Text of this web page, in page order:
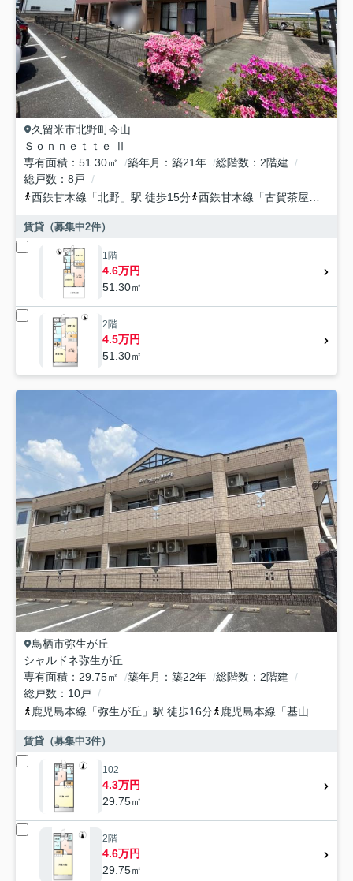
久留米市北野町今山
Ｓｏｎｎｅｔｔｅ Ⅱ
専有面積
51.30㎡ 築年月 築21年 総階数
2階建
総戸数
8戸
西鉄甘木線 「北野 」駅 徒歩15分 西鉄甘木線 「古賀茶屋
賃貸（募集中2件）
1階
4.6万円
51.30㎡
2階
4.5万円
51.30㎡
鳥栖市弥生が丘
シャルドネ弥生が丘
専有面積
29.75㎡ 築年月 築22年 総階数
2階建
総戸数
10戸
鹿児島本線 「弥生が丘 」駅 徒歩16分 鹿児島本線 「基山
賃貸（募集中3件）
102
4.3万円
29.75㎡
2階
4.6万円
29.75㎡